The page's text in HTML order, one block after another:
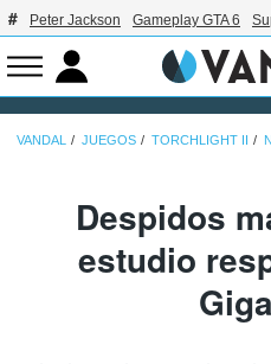
Peter Jackson Gameplay GTA 6
VANDAL JUEGOS TORCHLIGHT II
Despidos
estudio